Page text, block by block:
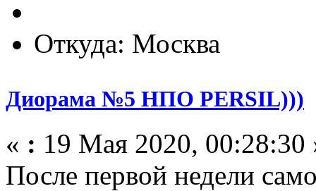
Откуда: Москва
Диорама №5 НПО PERSIL)))
« : 19 Мая 2020, 00:28:30
После первой недели